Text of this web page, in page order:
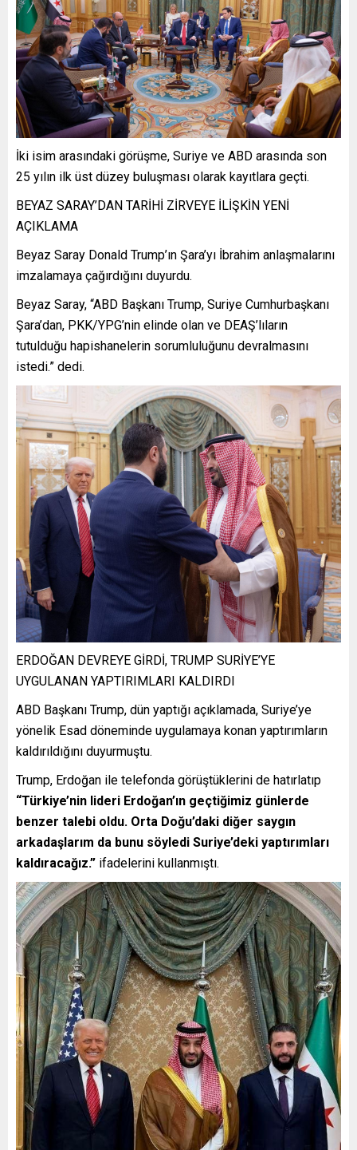
İki isim arasındaki görüşme, Suriye ve ABD arasında son
25 yılın ilk üst düzey buluşması olarak kayıtlara geçti.
BEYAZ SARAY’DAN TARİHİ ZİRVEYE İLİŞKİN YENİ
AÇIKLAMA
Beyaz Saray Donald Trump’ın Şara’yı İbrahim anlaşmalarını
imzalamaya çağırdığını duyurdu.
Beyaz Saray, “ABD Başkanı Trump, Suriye Cumhurbaşkanı
Şara’dan, PKK/YPG’nin elinde olan ve DEAŞ’lıların
tutulduğu hapishanelerin sorumluluğunu devralmasını
istedi.” dedi.
ERDOĞAN DEVREYE GİRDİ, TRUMP SURİYE’YE
UYGULANAN YAPTIRIMLARI KALDIRDI
ABD Başkanı Trump, dün yaptığı açıklamada, Suriye’ye
yönelik Esad döneminde uygulamaya konan yaptırımların
kaldırıldığını duyurmuştu.
Trump, Erdoğan ile telefonda görüştüklerini de hatırlatıp
“Türkiye’nin lideri Erdoğan’ın geçtiğimiz günlerde
benzer talebi oldu. Orta Doğu’daki diğer saygın
arkadaşlarım da bunu söyledi Suriye’deki yaptırımları
kaldıracağız.” ifadelerini kullanmıştı.